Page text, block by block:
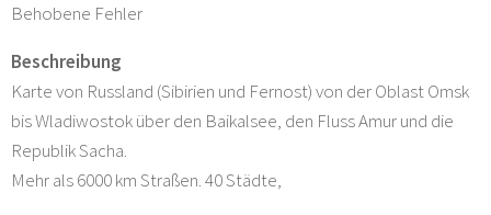
Behobene Fehler
Beschreibung
Karte von Russland (Sibirien und Fernost) von der Oblast Omsk
bis Wladiwostok über den Baikalsee, den Fluss Amur und die
Republik Sacha.
Mehr als 6000 km Straßen. 40 Städte,